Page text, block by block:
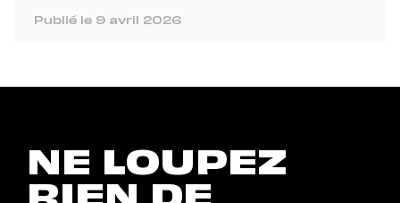
Publié le 9 avril 2026
NE LOUPEZ